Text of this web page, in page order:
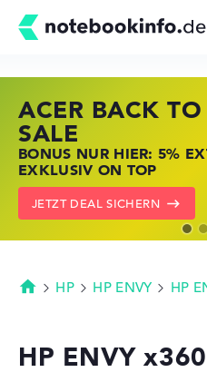
Technik
ACER BACK
SALE
BONUS NUR HIER: 5%
EXKLUSIV ON TOP
JETZT DEAL SICHERN
HP STORE SSV
JETZT ZUGREIFEN:
KRÄFTIG REDUZIERT
ZU DEN HP ANGEBOTEN
LENOVO
NOTEBOOKS BEI LENOVO
KRÄFTIG REDUZIERT
LENOVO DEALS ZEIGEN
Startseite
HP HP ENVY HP
HP ENVY